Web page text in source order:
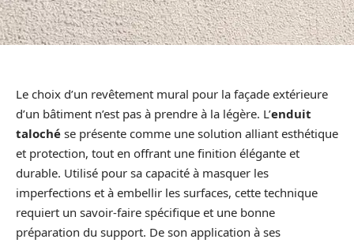
Le choix d’un revêtement mural pour la façade extérieure
d’un bâtiment n’est pas à prendre à la légère. L’enduit
taloché se présente comme une solution alliant esthétique
et protection, tout en offrant une finition élégante et
durable. Utilisé pour sa capacité à masquer les
imperfections et à embellir les surfaces, cette technique
requiert un savoir-faire spécifique et une bonne
préparation du support. De son application à ses